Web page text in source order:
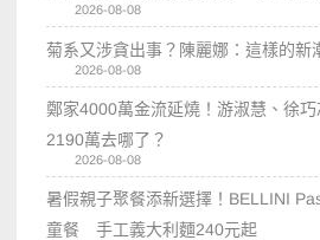
2026-08-08
菊系又涉貪出事？陳麗娜：這樣的新
2026-08-08
鄭家4000萬金流延燒！游淑慧、徐巧
2190萬去哪了？
2026-08-08
暑假親子聚餐添新選擇！BELLINI
童餐 手工義大利麵240元起